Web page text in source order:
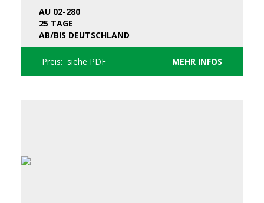
AU 02-280
25 TAGE
AB/BIS DEUTSCHLAND
Preis: siehe PDF MEHR INFOS